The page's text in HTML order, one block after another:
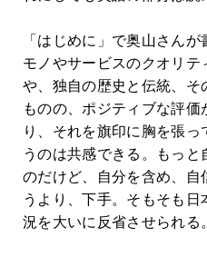
「はじめに」で奥山さん
モノやサービスのクオリテ
や、独自の歴史と伝統、そ
ものの、ポジティブな評
り、それを旗印に胸を張
うのは共感できる。もっと
のだけど、自分を含め、自
うより、下手。そもそも
況を大いに反省させられる。